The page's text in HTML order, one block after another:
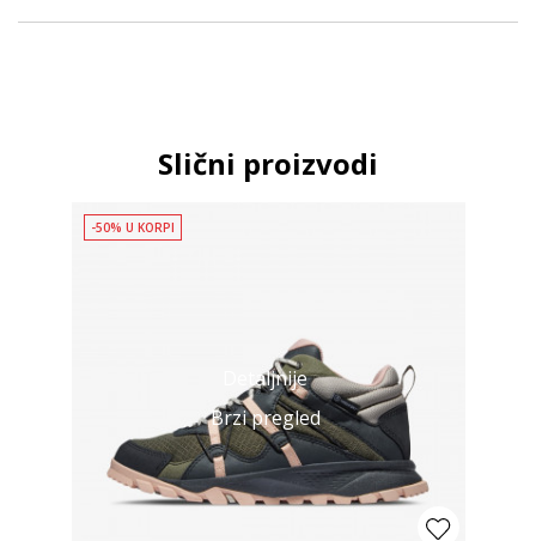
Slični proizvodi
Detaljnije
Brzi pregled
-50% U KORPI